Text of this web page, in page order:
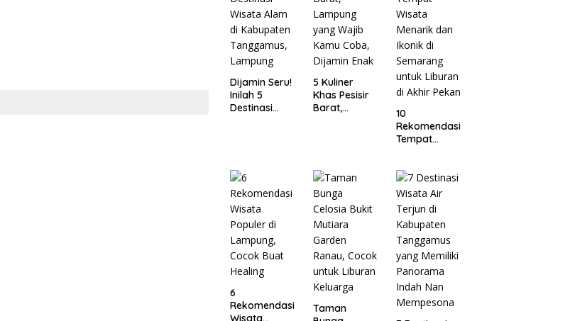
Dijamin Seru!
Inilah 5
Destinasi
5 Kuliner
Khas Pesisir
Barat,
10
Rekomendasi
Tempat
Ikonik di
Semarang
untuk Liburan
di Akhir
Pekan
6
Rekomendasi
Wisata
Taman